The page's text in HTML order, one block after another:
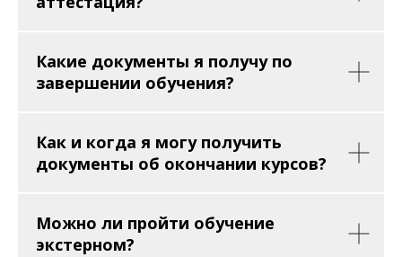
Какие документы я получу по
завершении обучения?
Как и когда я могу получить
документы об окончании курсов?
Можно ли пройти обучение
экстерном?